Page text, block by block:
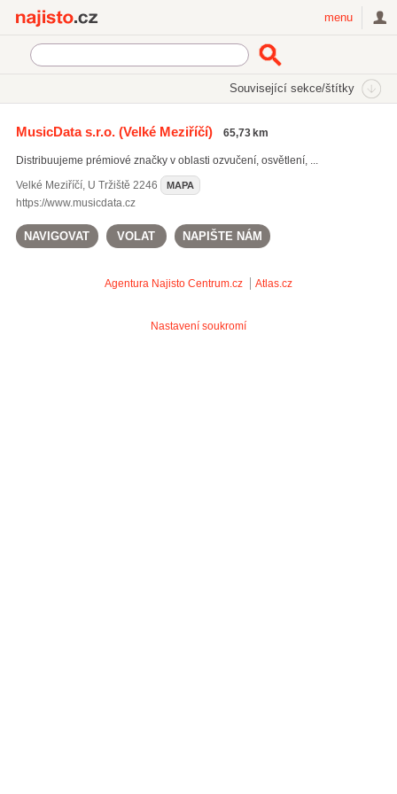
menu
Související sekce/štítky
Modelářské a hobby potřeby
Hudebniny a hudební nástroje
MusicData s.r.o.(Velké Meziříčí) 65,73 km
Distribuujeme prémiové značky v oblasti ozvučení, osvětlení, ...
Velké Meziříčí, U Tržiště 2246 MAPA
https://www.musicdata.cz
NAVIGOVAT VOLAT NAPIŠTE NÁM
Agentura Najisto Centrum.cz Atlas.cz
Nastavení soukromí